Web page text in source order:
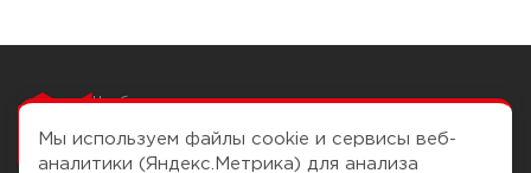
Чтобы вам легко
Мы используем файлы cookie и сервисы веб-
аналитики (Яндекс.Метрика) для анализа